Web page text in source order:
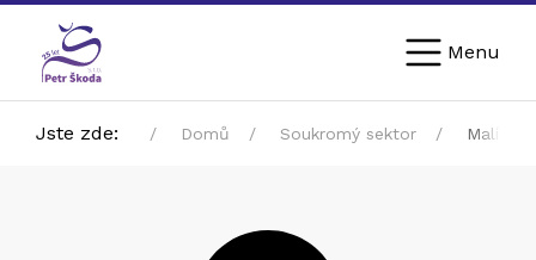
Menu
Jste zde: Domů Soukromý sektor